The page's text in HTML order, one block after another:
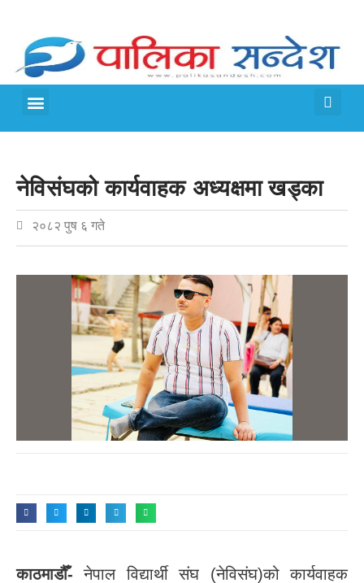
नेविसंघको कार्यवाहक अध्यक्षमा खड्का
२०८२ पुष ६ गते
काठमाडौँ- नेपाल विद्यार्थी संघ (नेविसंघ)को कार्यवाहक